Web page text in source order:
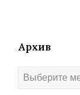
Архив
Архив